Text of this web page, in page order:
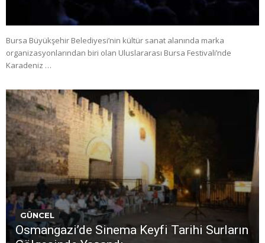
Bursa Büyükşehir Belediyesi’nin kültür sanat alanında marka
organizasyonlarından biri olan Uluslararası Bursa Festivali’nde
Karadeniz …
GÜNCEL
Osmangazi’de Sinema Keyfi Tarihi Surların